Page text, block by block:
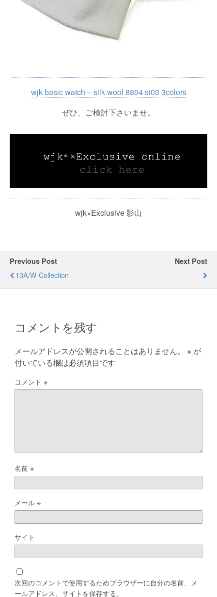
wjk basic watch – silk wool 8804 si03 3colors
ぜひ、ご検討下さいませ。
wjk×Exclusive 影山
Previous Post
13A/W Collection
Next Post
コメントを残す
メールアドレスが公開されることはありません。 ※ が
付いている欄は必須項目です
コメント ※
名前※
メール※
サイト
次回のコメントで使用するためブラウザーに自分の名前、メ
ールアドレス、サイトを保存する。